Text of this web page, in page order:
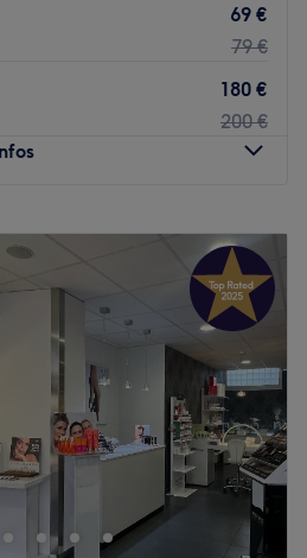
69 €
79 €
180 €
200 €
19:00
19:00
–19:00
10:00
19:00
10:00–16:00
Geschlossen
befindet sich am
Mitte und ist als Excellence
Die Fachexpertinnen
Standards, herausragende